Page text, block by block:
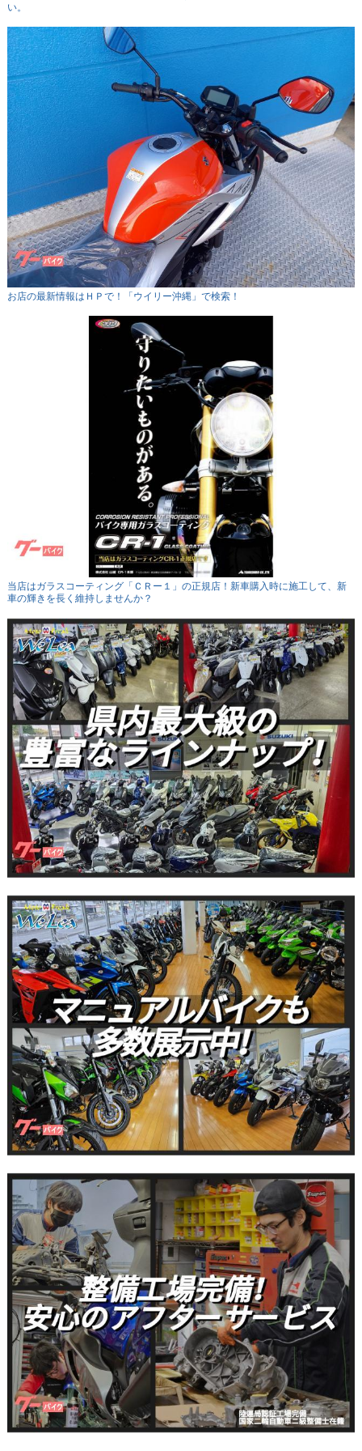
い。
お店の最新情報はＨＰで！「ウイリー沖縄」で検索！
当店はガラスコーティング「ＣＲー１」の正規店！新車購入時に施工して、新
車の輝きを長く維持しませんか？